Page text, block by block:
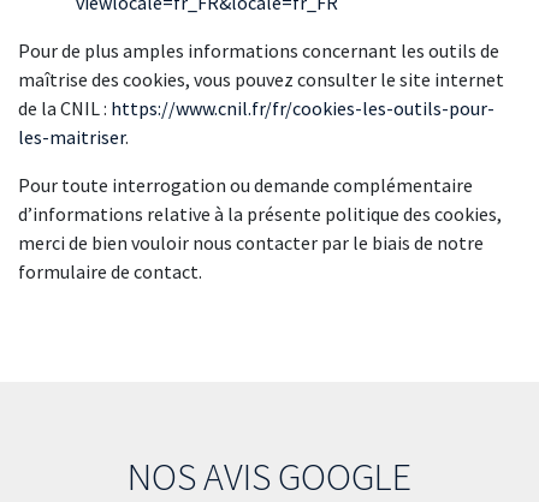
Pour de plus amples informations concernant les outils de
maîtrise des cookies, vous pouvez consulter le site internet
de la CNIL : https://www.cnil.fr/fr/cookies-les-outils-pour-
les-maitriser.
Pour toute interrogation ou demande complémentaire
d’informations relative à la présente politique des cookies,
merci de bien vouloir nous contacter par le biais de notre
formulaire de contact.
NOS AVIS GOOGLE